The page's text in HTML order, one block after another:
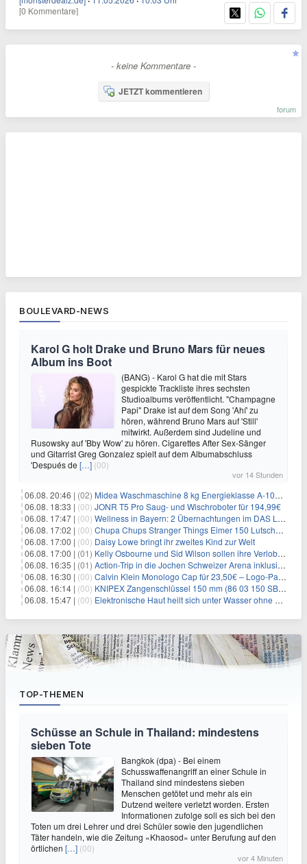
[0 Kommentare]
- keine Kommentare -
JETZT kommentieren
forum
BOULEVARD-NEWS
Karol G holt Drake und Bruno Mars für neues
Album ins Boot
(BANG) - Karol G hat die mit Stars
gespickte Trackliste ihres sechsten
Studioalbums veröffentlicht. "Champagne
Papi" Drake ist auf dem Song 'Ahí' zu
hören, während Bruno Mars auf 'Still'
mitwirkt. Außerdem sind Judeline und
Rusowsky auf 'Bby Wow' zu hören. Cigarettes After Sex-Sänger
und Gitarrist Greg Gonzalez spielt auf dem Albumabschluss
'Después de […] (00)
vor 14 Stunden
06.08. 20:46 | (02) Midea Waschmaschine 8 kg Energieklasse A-10% 1400 U/Min für 289,97€
06.08. 18:33 | (00) JONR T5 Pro Saug- und Wischroboter für 194,99€
06.08. 17:47 | (00) Wellness in Bayern: 2 Übernachtungen im DAS LUDWIG Sports Resort inkl. HP + Wellness ab 174€ p.P.
06.08. 17:02 | (00) Chupa Chups Stranger Things Eimer 150 Lutscher für 21,95€
06.08. 17:00 | (00) Daisy Lowe bringt ihr zweites Kind zur Welt
06.08. 17:00 | (01) Kelly Osbourne und Sid Wilson sollen ihre Verlobung gelöst haben
06.08. 16:35 | (01) Action-Trip in die Jochen Schweizer Arena inklusive Premium Hotel und Frühstück ab 59€ p.P.
06.08. 16:30 | (00) Calvin Klein Monologo Cap für 23,50€ – Logo-Patch, Baumwolle
06.08. 16:14 | (00) KNIPEX Zangenschlüssel 150 mm (86 03 150 SB) für 35,99€
06.08. 15:47 | (00) Elektronische Haut heilt sich unter Wasser ohne Strom
TOP-THEMEN
Schüsse an Schule in Thailand: mindestens
sieben Tote
Bangkok (dpa) - Bei einem
Schusswaffenangriff an einer Schule in
Thailand sind mindestens sieben
Menschen getötet und mehr als ein
Dutzend weitere verletzt worden. Ersten
Informationen zufolge soll es sich bei den
Toten um drei Lehrer und drei Schüler sowie den jugendlichen
Täter handeln, wie die Zeitung «Khaosod» unter Berufung auf den
örtlichen […] (00)
vor 4 Minuten